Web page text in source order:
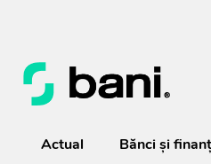
Actual Bănci şi